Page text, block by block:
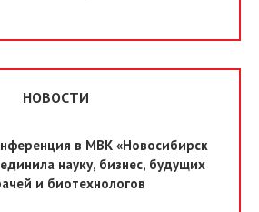
НОВОСТИ
в МВК «Новосибирск
науку, бизнес, будущих
и биотехнологов